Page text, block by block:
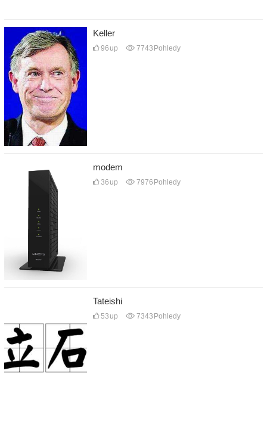
Keller
96 up 7743 Pohledy
modem
36 up 7976 Pohledy
Tateishi
53 up 7343 Pohledy